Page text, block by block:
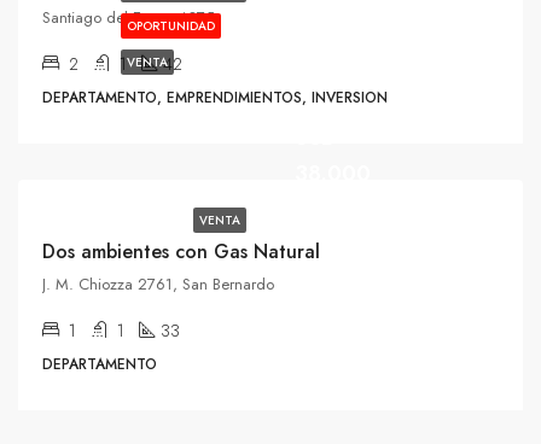
OPORTUNIDAD
VENTA
Santiago del Estero 4075,
2 1 42
DEPARTAMENTO, EMPRENDIMIENTOS, INVERSION
VENTA
Dos ambientes con Gas Natural
J. M. Chiozza 2761, San Bernardo
1 1 33
DEPARTAMENTO